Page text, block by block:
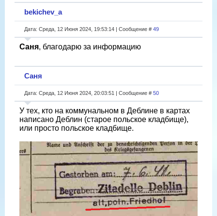
bekichev_a
Дата: Среда, 12 Июня 2024, 19:53:14 | Сообщение # 49
Саня, благодарю за информацию
Саня
Дата: Среда, 12 Июня 2024, 20:03:51 | Сообщение # 50
У тех, кто на коммунальном в Деблине в картах
написано Деблин (старое польское кладбище),
или просто польское кладбище.